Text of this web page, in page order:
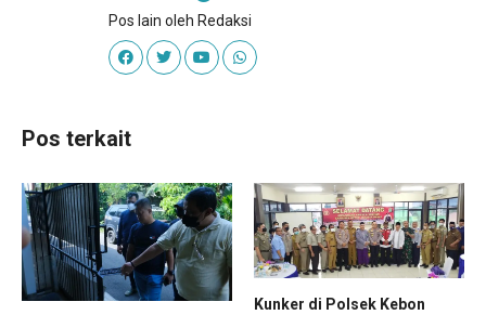
Pos lain oleh Redaksi
Pos terkait
Kunker di Polsek Kebon